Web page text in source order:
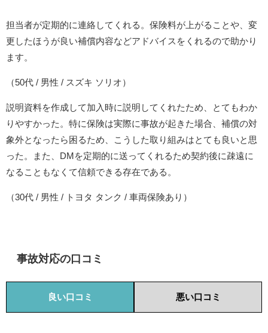
担当者が定期的に連絡してくれる。保険料が上がることや、変
更したほうが良い補償内容などアドバイスをくれるので助かり
ます。
（50代 / 男性 / スズキ ソリオ）
説明資料を作成して加入時に説明してくれたため、とてもわか
りやすかった。特に保険は実際に事故が起きた場合、補償の対
象外となったら困るため、こうした取り組みはとても良いと思
った。また、DMを定期的に送ってくれるため契約後に疎遠に
なることもなくて信頼できる存在である。
（30代 / 男性 / トヨタ タンク / 車両保険あり）
事故対応の口コミ
良い口コミ 悪い口コミ